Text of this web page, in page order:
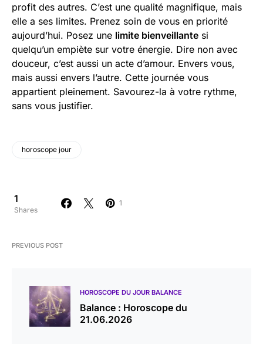
profit des autres. C’est une qualité magnifique, mais
elle a ses limites. Prenez soin de vous en priorité
aujourd’hui. Posez une limite bienveillante si
quelqu’un empiète sur votre énergie. Dire non avec
douceur, c’est aussi un acte d’amour. Envers vous,
mais aussi envers l’autre. Cette journée vous
appartient pleinement. Savourez-la à votre rythme,
sans vous justifier.
horoscope jour
1
Shares
1
PREVIOUS POST
HOROSCOPE DU JOUR BALANCE
Balance : Horoscope du
21.06.2026